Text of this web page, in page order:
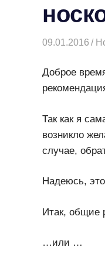
09.01.2016
Доброе
Так как я
возникло
случае,
Надеюсь,
Итак, общие
…или …